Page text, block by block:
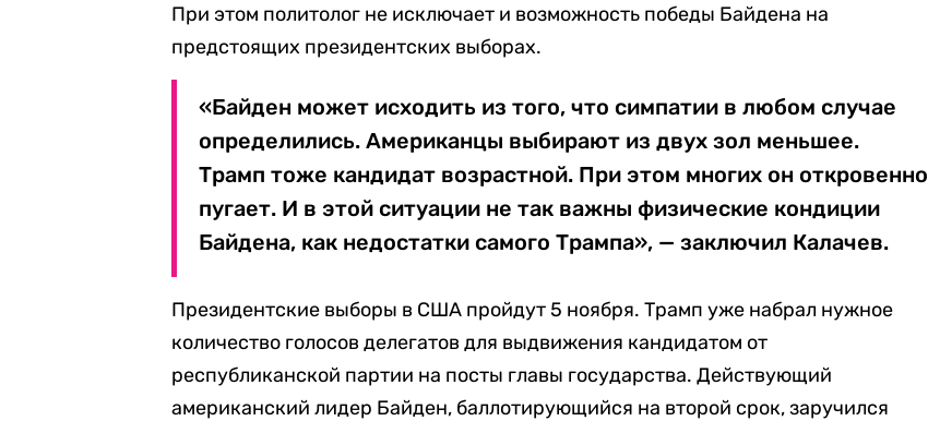
При этом политолог не исключает и возможность победы Байдена на
предстоящих президентских выборах.
«Байден может исходить из того, что симпатии в любом случае
определились. Американцы выбирают из двух зол меньшее.
Трамп тоже кандидат возрастной. При этом многих он откровенно
пугает. И в этой ситуации не так важны физические кондиции
Байдена, как недостатки самого Трампа», — заключил Калачев.
Президентские выборы в США пройдут 5 ноября. Трамп уже набрал нужное
количество голосов делегатов для выдвижения кандидатом от
республиканской партии на посты главы государства. Действующий
американский лидер Байден, баллотирующийся на второй срок, заручился